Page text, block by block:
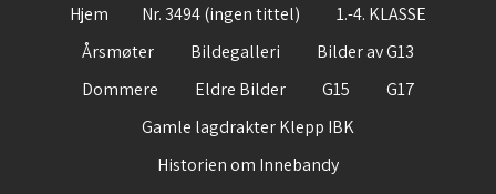
Hjem
Nr. 3494 (ingen tittel)
1.-4. KLASSE
Årsmøter
Bildegalleri
Bilder av G13
Dommere
Eldre Bilder G15
G17
Gamle lagdrakter Klepp IBK
Historien om Innebandy